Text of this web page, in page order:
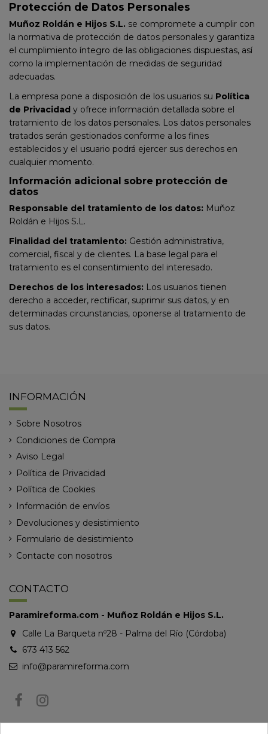
Protección de Datos Personales
Muñoz Roldán e Hijos S.L. se compromete a cumplir con
la normativa de protección de datos personales y garantiza
el cumplimiento íntegro de las obligaciones dispuestas, así
como la implementación de medidas de seguridad
adecuadas.
La empresa pone a disposición de los usuarios su Política
de Privacidad y ofrece información detallada sobre el
tratamiento de los datos personales. Los datos personales
tratados serán gestionados conforme a los fines
establecidos y el usuario podrá ejercer sus derechos en
cualquier momento.
Información adicional sobre protección de
datos
Responsable del tratamiento de los datos: Muñoz
Roldán e Hijos S.L.
Finalidad del tratamiento: Gestión administrativa,
comercial, fiscal y de clientes. La base legal para el
tratamiento es el consentimiento del interesado.
Derechos de los interesados: Los usuarios tienen
derecho a acceder, rectificar, suprimir sus datos, y en
determinadas circunstancias, oponerse al tratamiento de
sus datos.
INFORMACIÓN
Sobre Nosotros
Condiciones de Compra
Aviso Legal
Política de Privacidad
Política de Cookies
Información de envíos
Devoluciones y desistimiento
Formulario de desistimiento
Contacte con nosotros
CONTACTO
Paramireforma.com - Muñoz Roldán e Hijos S.L.
Calle La Barqueta nº28 - Palma del Río (Córdoba)
673 413 562
info@paramireforma.com